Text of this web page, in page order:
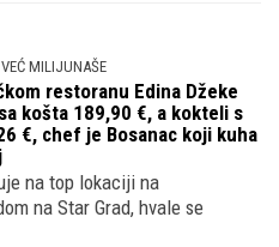
MILIJUNAŠE
restoranu Edina Džeke
košta 189,90 €, a kokteli s
€, chef je Bosanac koji kuha
na top lokaciji na
na Star Grad, hvale se